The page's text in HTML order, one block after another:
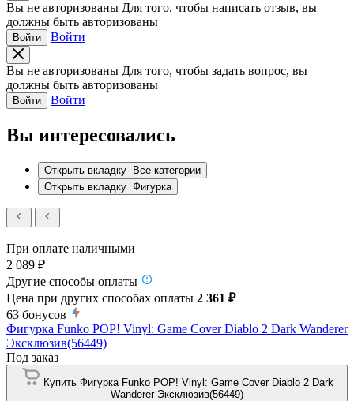
Вы не авторизованы Для того, чтобы написать отзыв, вы
должны быть авторизованы
Войти Войти
Вы не авторизованы Для того, чтобы задать вопрос, вы
должны быть авторизованы
Войти Войти
Вы интересовались
Открыть вкладку
Все категории
Открыть вкладку Фигурка
При оплате наличными
2 089 ₽
Другие способы оплаты
Цена при других способах оплаты 2 361 ₽
63 бонусов
Фигурка Funko POP! Vinyl: Game Cover Diablo 2 Dark Wanderer
Эксклюзив(56449)
Под заказ
Купить Фигурка Funko POP! Vinyl: Game Cover Diablo 2 Dark
Wanderer Эксклюзив(56449)